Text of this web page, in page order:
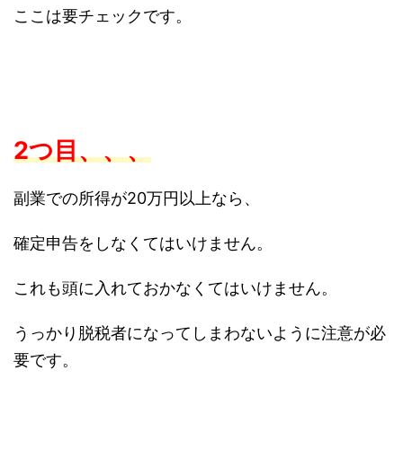
ここは要チェックです。
2つ目、、、
副業での所得が20万円以上なら、
確定申告をしなくてはいけません。
これも頭に入れておかなくてはいけません。
うっかり脱税者になってしまわないように注意が必
要です。